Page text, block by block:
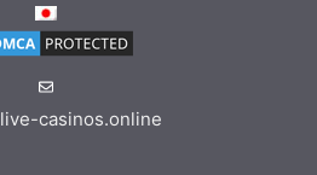
live-casinos.online